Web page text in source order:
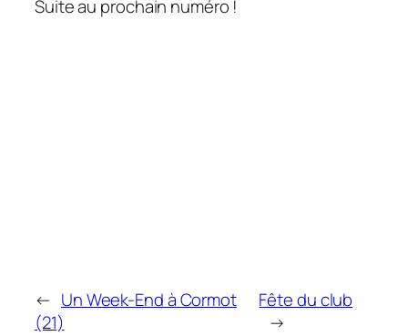
Suite au prochain numéro !
← Un Week-End à Cormot
(21)
Fête du club
→